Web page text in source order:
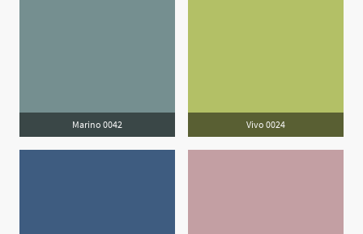
Marino 0042 Vivo 0024